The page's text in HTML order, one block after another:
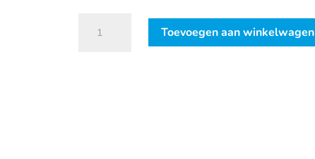
Toevoegen aan winkelwagen